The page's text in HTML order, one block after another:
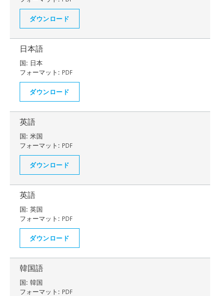
ダウンロード
日本語
国: 日本
フォーマット: PDF
ダウンロード
英語
国: 米国
フォーマット: PDF
ダウンロード
英語
国: 英国
フォーマット: PDF
ダウンロード
韓国語
国: 韓国
フォーマット: PDF